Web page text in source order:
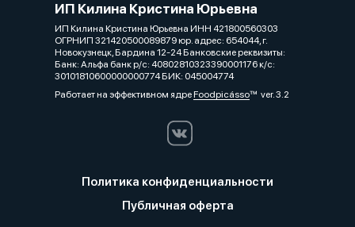
ИП Килина Кристина Юрьевна
ИП Килина Кристина Юрьевна ИНН 421800560303
ОГРНИП 321420500089879 юр. адрес: 654044, г.
Новокузнецк, Бардина 12-24 Банковские реквизиты:
Банк: Альфа банк р/с: 40802810323390001176 к/с:
30101810600000000774 БИК: 045004774
Работает на эффективном ядреFoodpicássover. 3.2
Политика конфиденциальности
Публичная оферта